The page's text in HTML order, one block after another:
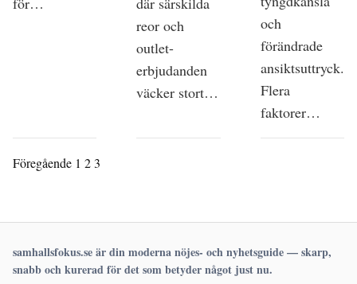
reor och
outlet-
erbjudanden
väcker stort…
och
förändrade
ansiktsuttryck.
Flera
faktorer…
Föregående 1 23
samhallsfokus.se är din moderna nöjes- och nyhetsguide — skarp,
snabb och kurerad för det som betyder något just nu.